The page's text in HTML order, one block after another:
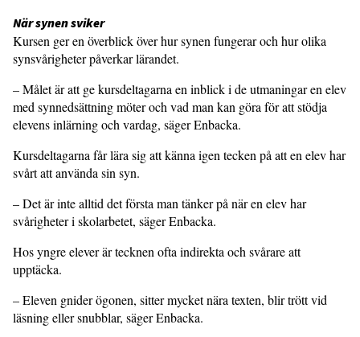
När synen sviker
Kursen ger en överblick över hur synen fungerar och hur olika
synsvårigheter påverkar läran­det.
– Målet är att ge kursdeltagarna en inblick i de utmaningar en elev
med syn­nedsättning möter och vad man kan göra för att stödja
elevens inlärning och vardag, säger Enbacka.
Kursdeltagarna får lära sig att känna igen tecken på att en elev har
svårt att använda sin syn.
– Det är inte alltid det första man tänker på när en elev har
svårigheter i skolarbetet, säger Enbacka.
Hos yngre elever är tecknen ofta indirekta och svårare att
upptäcka.
– Eleven gnider ögonen, sitter mycket nära texten, blir trött vid
läsning eller snubblar, säger Enbacka.